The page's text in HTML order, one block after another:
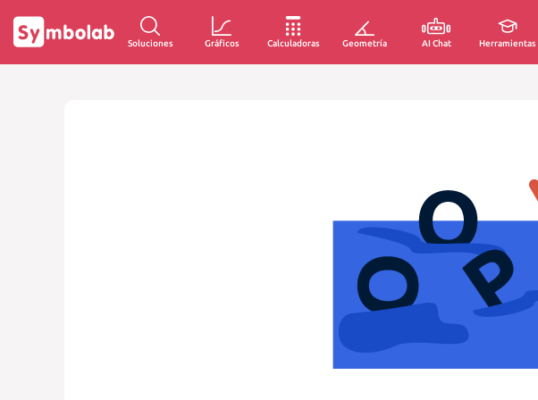
Soluciones Gráficos Calculadoras Geometría AI Chat Herramientas